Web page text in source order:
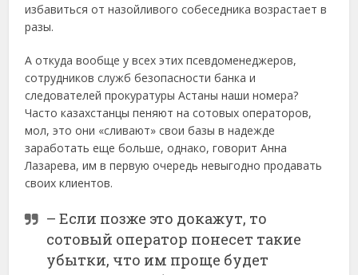
избавиться от назойливого собеседника возрастает в
разы.
А откуда вообще у всех этих псевдоменеджеров,
сотрудников служб безопасности банка и
следователей прокуратуры Астаны наши номера?
Часто казахстанцы пеняют на сотовых операторов,
мол, это они «сливают» свои базы в надежде
заработать еще больше, однако, говорит Анна
Лазарева, им в первую очередь невыгодно продавать
своих клиентов.
– Если позже это докажут, то
сотовый оператор понесет такие
убытки, что им проще будет